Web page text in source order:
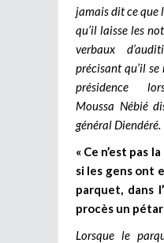
jamais dit ce que
qu’il laisse les
verbaux
précisant qu’il
présidence
Moussa Nébié
général Diendéré.
« Ce n’est pas
si les gens ont
parquet, dans
procès un
Lorsque le